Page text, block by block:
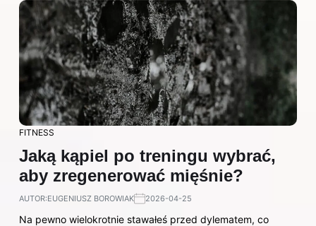
FITNESS
Jaką kąpiel po treningu wybrać,
aby zregenerować mięśnie?
AUTOR:EUGENIUSZ BOROWIAK 2026-04-25
Na pewno wielokrotnie stawałeś przed dylematem, co